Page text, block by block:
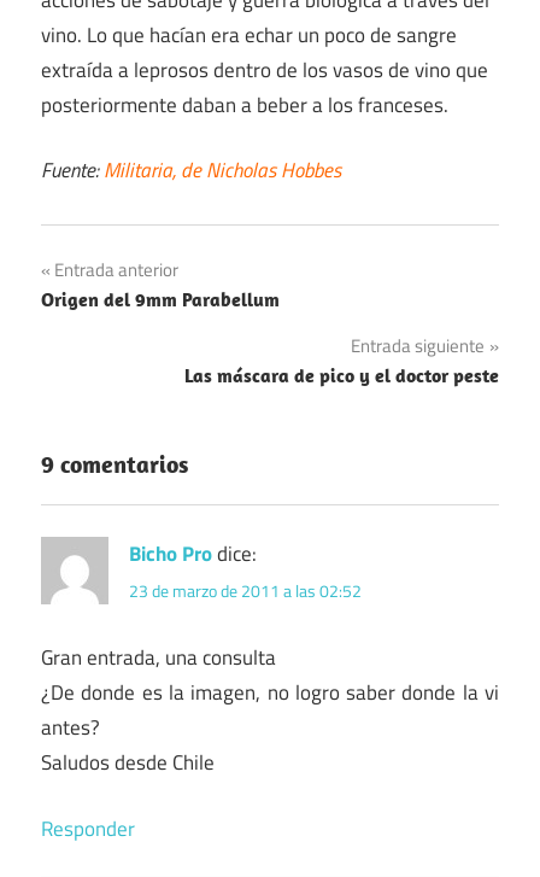
vino. Lo que hacían era echar un poco de sangre
extraída a leprosos dentro de los vasos de vino que
posteriormente daban a beber a los franceses.
Fuente:Militaria, de Nicholas Hobbes
Navegación
de
Entrada anterior
Origen del 9mm Parabellum
Entrada siguiente
Las máscara de pico y el doctor peste
9 comentarios
Bicho Prodice:
23 de marzo de 2011 a las 02:52
Gran entrada, una consulta
¿De donde es la imagen, no logro saber donde la vi
antes?
Saludos desde Chile
Responder